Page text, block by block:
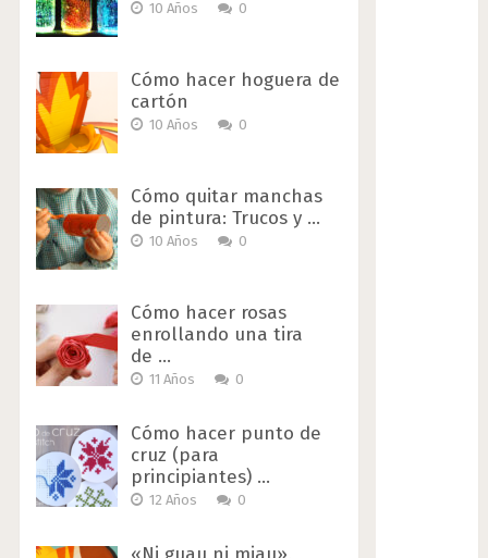
10 Años 0
Cómo hacer hoguera de
cartón
10 Años 0
Cómo quitar manchas
de pintura: Trucos y …
10 Años 0
Cómo hacer rosas
enrollando una tira
de …
11 Años 0
Cómo hacer punto de
cruz (para
principiantes) …
12 Años 0